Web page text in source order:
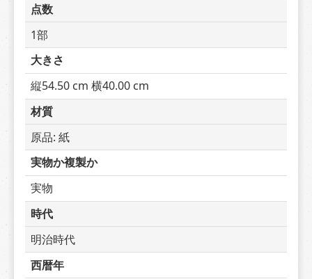
点数
1部
大きさ
縦54.50 cm 横40.00 cm
材質
原品: 紙
実物か複製か
実物
時代
明治時代
西暦年